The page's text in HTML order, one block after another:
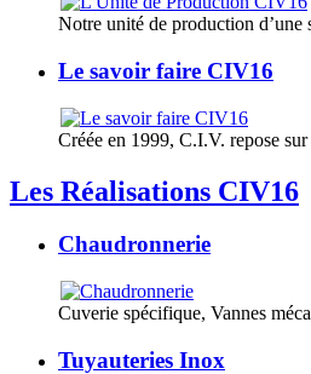
Notre unité de production d’une
Le savoir faire CIV16
Créée en 1999, C.I.V. repose
Les Réalisations CIV16
Chaudronnerie
Cuverie spécifique, Vannes
Tuyauteries Inox